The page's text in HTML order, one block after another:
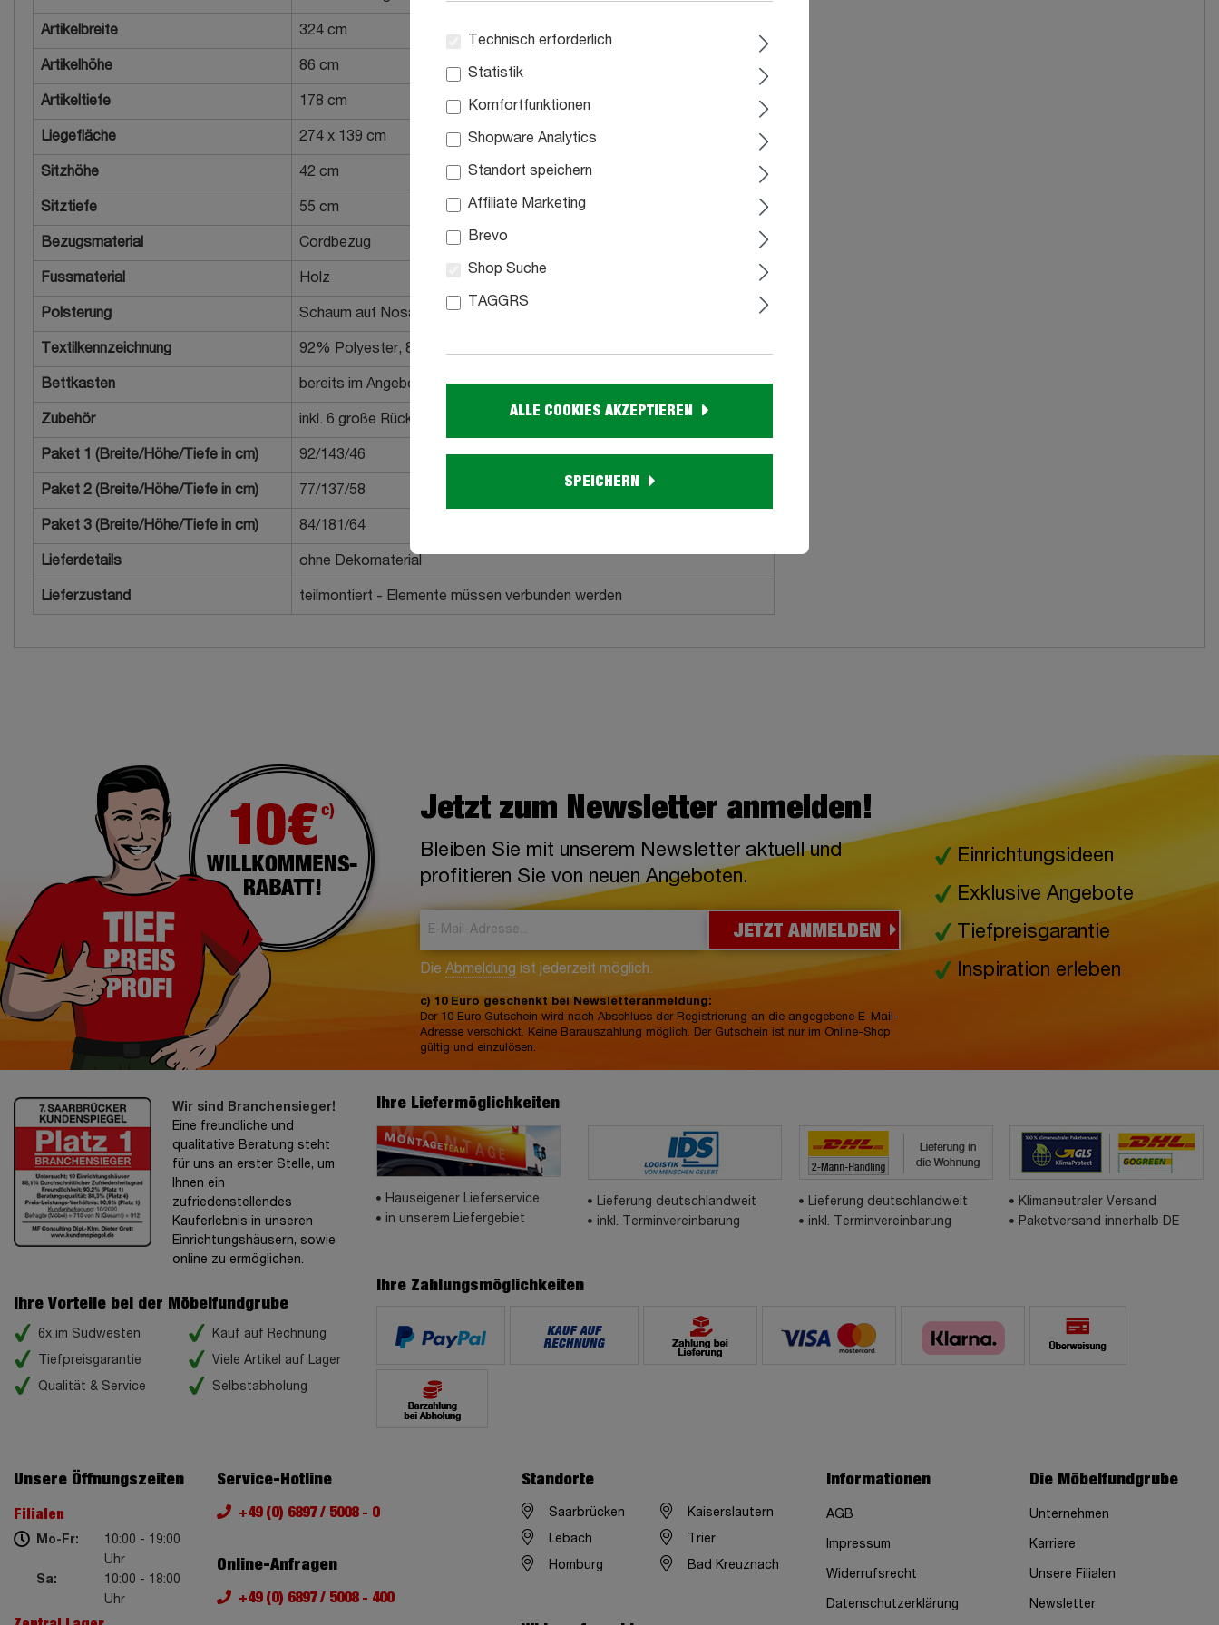
Artikelbreite 324 cm
Artikelhöhe 86 cm
Artikeltiefe 178 cm
Liegefläche 274 x 139 cm
Sitzhöhe 42 cm
Sitztiefe 55 cm
Bezugsmaterial Cordbezug
Fussmaterial Holz
Polsterung Schaum auf Nosagunterfederung
Textilkennzeichnung 92% Polyester, 8% Nylon
Bettkasten bereits im Angebot enthalten
Zubehör inkl. 6 große Rückenkissen, 2 Zierkissen
Paket 1 (Breite/Höhe/Tiefe in cm) 92/143/46
Paket 2 (Breite/Höhe/Tiefe in cm) 77/137/58
Paket 3 (Breite/Höhe/Tiefe in cm) 84/181/64
Lieferdetails ohne Dekomaterial
Lieferzustand teilmontiert - Elemente müssen verbunden werden
Jetzt zum Newsletter anmelden!
Bleiben Sie mit unserem Newsletter aktuell und
profitieren Sie von neuen Angeboten.
JETZT ANMELDEN
Die Abmeldung ist jederzeit möglich.
c) 10 Euro geschenkt bei Newsletteranmeldung:
Der 10 Euro Gutschein wird nach Abschluss der Registrierung an die angegebene E-Mail-
Adresse verschickt. Keine Barauszahlung möglich. Der Gutschein ist nur im Online-Shop
gültig und einzulösen.
Einrichtungsideen
Exklusive Angebote
Tiefpreisgarantie
Inspiration erleben
Wir sind Branchensieger!
Eine freundliche und
qualitative Beratung steht
für uns an erster Stelle, um
Ihnen ein
zufriedenstellendes
Kauferlebnis in unseren
Einrichtungshäusern, sowie
online zu ermöglichen.
Ihre Vorteile bei der Möbelfundgrube
6x im Südwesten
Tiefpreisgarantie
Qualität & Service
Kauf auf Rechnung
Viele Artikel auf Lager
Selbstabholung
Ihre Liefermöglichkeiten
Hauseigener Lieferservice
in unserem Liefergebiet
Lieferung deutschlandweit
inkl. Terminvereinbarung
Lieferung deutschlandweit
inkl. Terminvereinbarung
Klimaneutraler Versand
Paketversand innerhalb DE
Ihre Zahlungsmöglichkeiten
Unsere Öffnungszeiten
Filialen
Mo-Fr:
10:00 - 19:00
Uhr
Sa:
10:00 - 18:00
Uhr
Service-Hotline
+49 (0) 6897 / 5008 - 0
Online-Anfragen
+49 (0) 6897 / 5008 - 400
Standorte
Saarbrücken Kaiserslautern
Lebach Trier
Homburg Bad Kreuznach
Informationen
AGB
Impressum
Widerrufsrecht
Datenschutzerklärung
Die Möbelfundgrube
Unternehmen
Karriere
Unsere Filialen
Newsletter
Technisch erforderlich
Statistik
Komfortfunktionen
Shopware Analytics
Standort speichern
Affiliate Marketing
Brevo
Shop Suche
TAGGRS
ALLE COOKIES AKZEPTIEREN
SPEICHERN